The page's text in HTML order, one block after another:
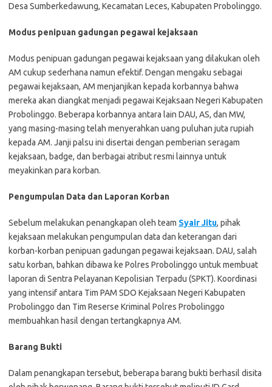
Desa Sumberkedawung, Kecamatan Leces, Kabupaten Probolinggo.
Modus penipuan gadungan pegawai kejaksaan
Modus penipuan gadungan pegawai kejaksaan yang dilakukan oleh
AM cukup sederhana namun efektif. Dengan mengaku sebagai
pegawai kejaksaan, AM menjanjikan kepada korbannya bahwa
mereka akan diangkat menjadi pegawai Kejaksaan Negeri Kabupaten
Probolinggo. Beberapa korbannya antara lain DAU, AS, dan MW,
yang masing-masing telah menyerahkan uang puluhan juta rupiah
kepada AM. Janji palsu ini disertai dengan pemberian seragam
kejaksaan, badge, dan berbagai atribut resmi lainnya untuk
meyakinkan para korban.
Pengumpulan Data dan Laporan Korban
Sebelum melakukan penangkapan oleh team Syair Jitu, pihak
kejaksaan melakukan pengumpulan data dan keterangan dari
korban-korban penipuan gadungan pegawai kejaksaan. DAU, salah
satu korban, bahkan dibawa ke Polres Probolinggo untuk membuat
laporan di Sentra Pelayanan Kepolisian Terpadu (SPKT). Koordinasi
yang intensif antara Tim PAM SDO Kejaksaan Negeri Kabupaten
Probolinggo dan Tim Reserse Kriminal Polres Probolinggo
membuahkan hasil dengan tertangkapnya AM.
Barang Bukti
Dalam penangkapan tersebut, beberapa barang bukti berhasil disita